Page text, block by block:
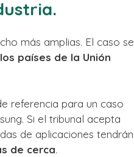
más amplias. El caso se
países de la Unión
referencia para un caso
Si el tribunal acepta
de aplicaciones tendrán
de cerca.